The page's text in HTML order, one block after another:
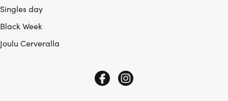
Singles day
Black Week
Joulu Cerveralla